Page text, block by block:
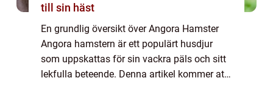
till sin häst
En grundlig översikt över Angora Hamster
Angora hamstern är ett populärt husdjur
som uppskattas för sin vackra päls och sitt
lekfulla beteende. Denna artikel kommer att